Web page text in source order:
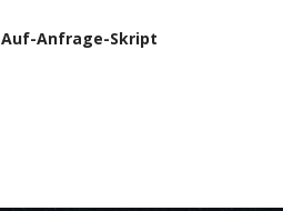
Auf-Anfrage-Skript